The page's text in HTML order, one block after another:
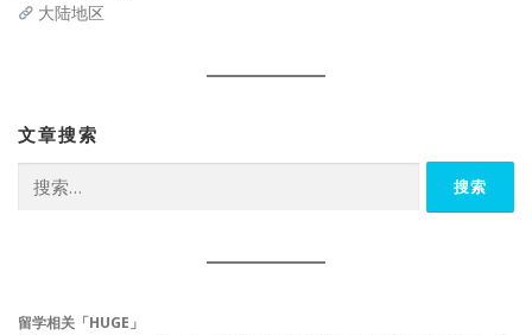
大陆地区
文章搜索
索：
留学相关「HUGE」